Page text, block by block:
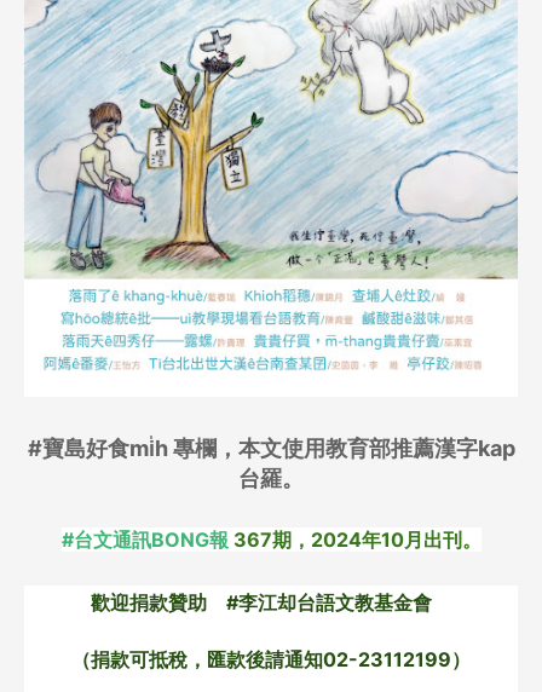
#寶島好食mi̍h 專欄，本文使用教育部推薦漢字kap
台羅。
#台文通訊BONG報 367期，2024年10月出刊。
歡迎捐款贊助 #李江却台語文教基金會
（捐款可抵稅，匯款後請通知02-23112199）